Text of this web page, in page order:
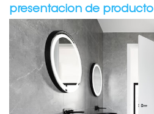
presentacion de producto